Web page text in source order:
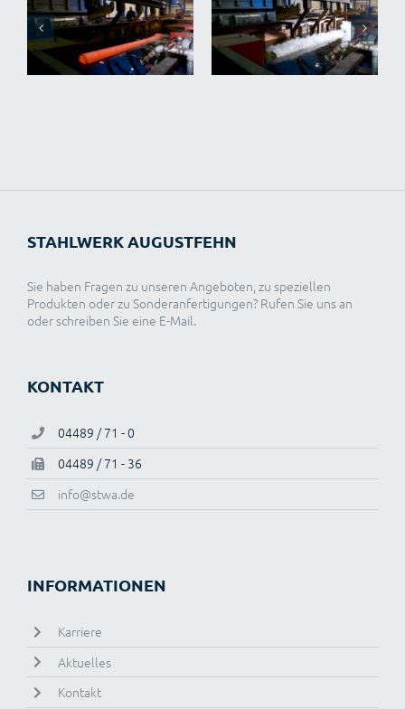
STAHLWERK AUGUSTFEHN
Sie haben Fragen zu unseren Angeboten, zu speziellen
Produkten oder zu Sonderanfertigungen? Rufen Sie uns an
oder schreiben Sie eine E-Mail.
KONTAKT
04489 / 71 - 0
04489 / 71 - 36
info@stwa.de
INFORMATIONEN
Karriere
Aktuelles
Kontakt